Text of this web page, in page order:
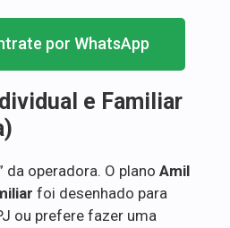
por WhatsApp
e Familiar
da operadora. O plano Amil
foi desenhado para
ou prefere fazer uma